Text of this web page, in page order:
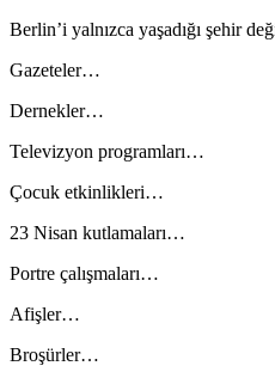
Berlin’i yalnızca yaşadığı şehir
Gazeteler…
Dernekler…
Televizyon programları…
Çocuk etkinlikleri…
23 Nisan kutlamaları…
Portre çalışmaları…
Afişler…
Broşürler…